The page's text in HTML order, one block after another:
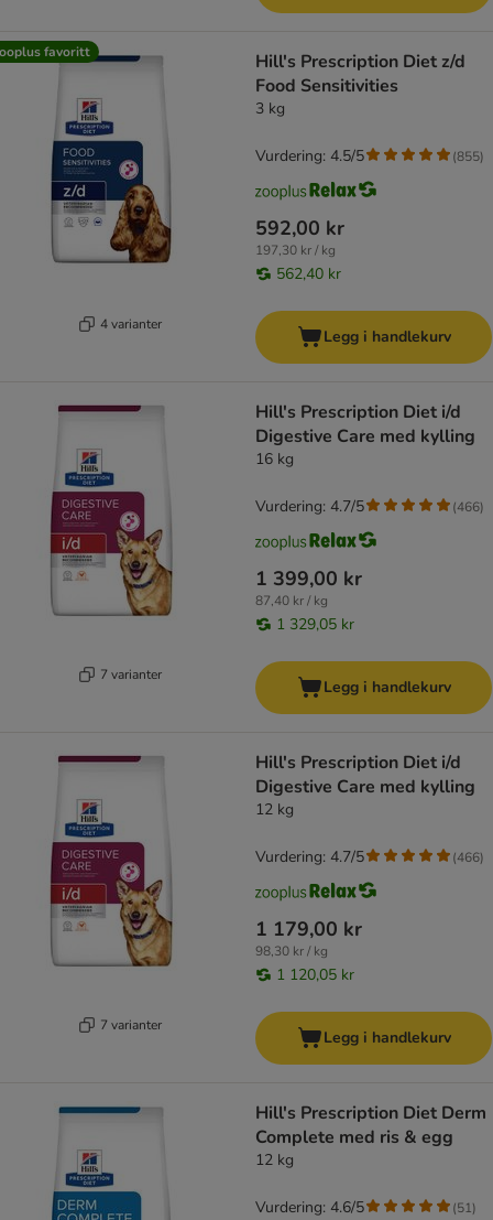
favoritt
4 varianter
Hill's Prescription Diet z/d
Food Sensitivities
3 kg
592,00 kr
197,30 kr / kg
562,40 kr
Vurdering: 4.5/5 (855)
Legg i handlekurv
7 varianter
Hill's Prescription Diet i/d
Digestive Care med kylling
16 kg
1 399,00 kr
87,40 kr / kg
1 329,05 kr
Vurdering: 4.7/5 (466)
Legg i handlekurv
7 varianter
Hill's Prescription Diet i/d
Digestive Care med kylling
12 kg
1 179,00 kr
98,30 kr / kg
1 120,05 kr
Vurdering: 4.7/5 (466)
Legg i handlekurv
Hill's Prescription Diet Derm
Complete med ris & egg
12 kg
Vurdering: 4.6/5 (51)